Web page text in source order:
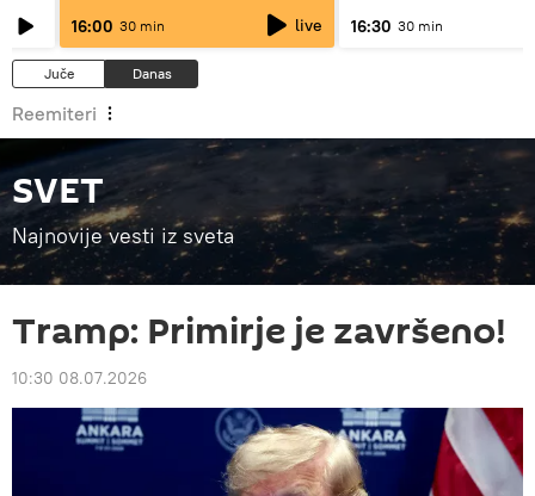
16:00 30 min live
16:30 30 min
Juče Danas
Reemiteri
SVET
Najnovije vesti iz sveta
Tramp: Primirje je završeno!
10:30 08.07.2026